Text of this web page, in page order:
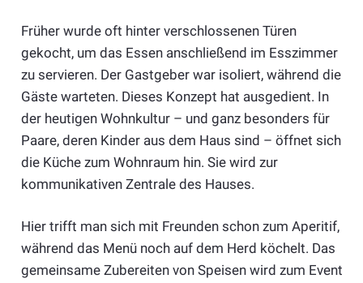
Früher wurde oft hinter verschlossenen Türen
gekocht, um das Essen anschließend im Esszimmer
zu servieren. Der Gastgeber war isoliert, während die
Gäste warteten. Dieses Konzept hat ausgedient. In
der heutigen Wohnkultur – und ganz besonders für
Paare, deren Kinder aus dem Haus sind – öffnet sich
die Küche zum Wohnraum hin. Sie wird zur
kommunikativen Zentrale des Hauses.
Hier trifft man sich mit Freunden schon zum Aperitif,
während das Menü noch auf dem Herd köchelt. Das
gemeinsame Zubereiten von Speisen wird zum Event